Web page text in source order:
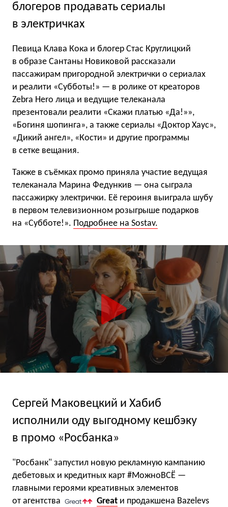
блогеров продавать сериалы
в электричках
Певица Клава Кока и блогер Стас Круглицкий
в образе Сантаны Новиковой рассказали
пассажирам пригородной электрички о сериалах
и реалити «Субботы!» — в ролике от креаторов
Zebra Hero лица и ведущие телеканала
презентовали реалити «Скажи платью «Да!»»,
«Богиня шопинга», а также сериалы «Доктор Хаус»,
«Дикий ангел», «Кости» и другие программы
в сетке вещания.
Также в съёмках промо приняла участие ведущая
телеканала Марина Федункив — она сыграла
пассажирку электрички. Её героиня выиграла шубу
в первом телевизионном розыгрыше подарков
на «Субботе!». Подробнее на Sostav.
Сергей Маковецкий и Хабиб
исполнили оду выгодному кешбэку
в промо «Росбанка»
"Росбанк" запустил новую рекламную кампанию
дебетовых и кредитных карт #МожноВСЁ —
главными героями креативных элементов
от агентства
Great и продакшена Bazelevs